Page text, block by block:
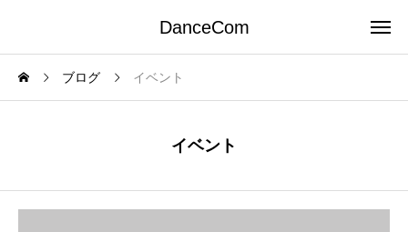
DanceCom
ブログ イベント
イベント